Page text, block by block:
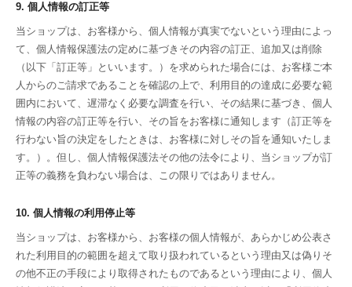
9. 個人情報の訂正等
当ショップは、お客様から、個人情報が真実でないという理由によっ
て、個人情報保護法の定めに基づきその内容の訂正、追加又は削除
（以下「訂正等」といいます。）を求められた場合には、お客様ご本
人からのご請求であることを確認の上で、利用目的の達成に必要な範
囲内において、遅滞なく必要な調査を行い、その結果に基づき、個人
情報の内容の訂正等を行い、その旨をお客様に通知します（訂正等を
行わない旨の決定をしたときは、お客様に対しその旨を通知いたしま
す。）。但し、個人情報保護法その他の法令により、当ショップが訂
正等の義務を負わない場合は、この限りではありません。
10. 個人情報の利用停止等
当ショップは、お客様から、お客様の個人情報が、あらかじめ公表さ
れた利用目的の範囲を超えて取り扱われているという理由又は偽りそ
の他不正の手段により取得されたものであるという理由により、個人